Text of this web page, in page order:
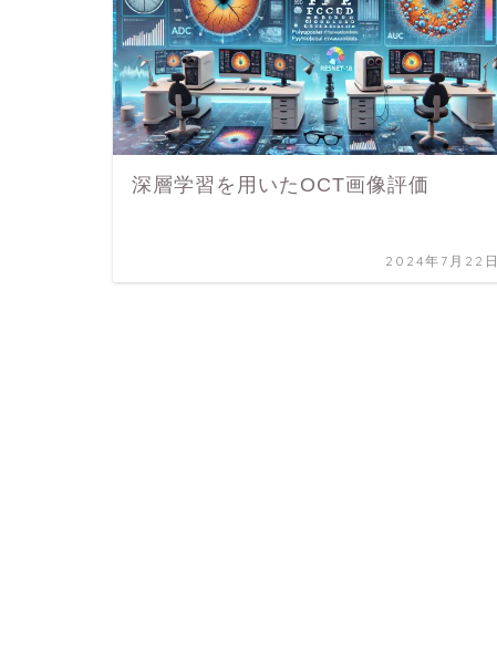
深層学習を用いたOCT画像評価
2024年7月22日